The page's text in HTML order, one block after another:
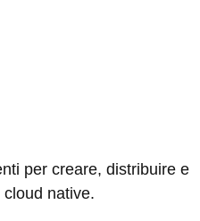
per creare, distribuire e
native.